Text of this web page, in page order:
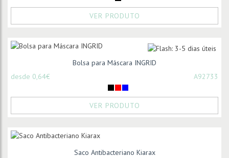
VER PRODUTO
Bolsa para Máscara INGRID
desde 0,64€
A92733
VER PRODUTO
Saco Antibacteriano Kiarax